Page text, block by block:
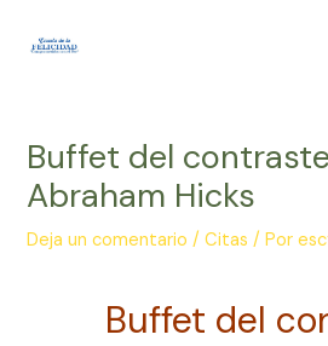
Buffet del
Abraham Hicks
Deja un comentario /Citas / Por
Buffet del